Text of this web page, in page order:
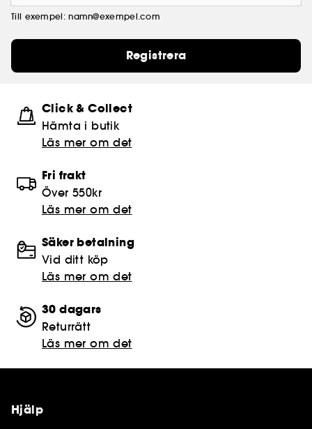
Till exempel: namn@exempel.com
Registrera
Click & Collect
Hämta i butik​
Läs mer om det
Fri frakt
Över 550kr
Läs mer om det
Säker betalning
Vid ditt köp
Läs mer om det
30 dagars
Returrätt
Läs mer om det
Hjälp